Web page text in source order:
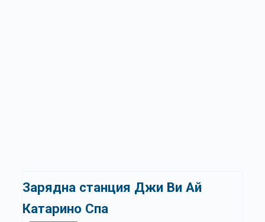
Зарядна станция Джи Ви Ай
Катарино Спа